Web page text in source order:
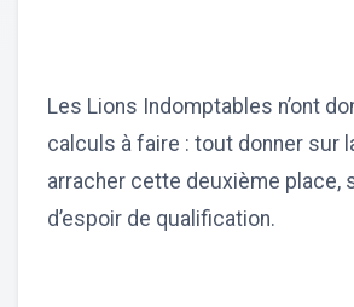
Les Lions Indomptables n’ont
calculs à faire : tout donner sur
arracher cette deuxième place,
d’espoir de qualification.